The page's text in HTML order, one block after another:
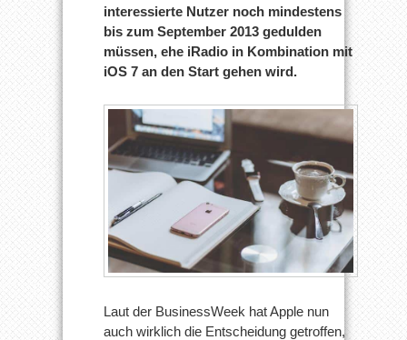
interessierte Nutzer noch mindestens
bis zum September 2013 gedulden
müssen, ehe iRadio in Kombination mit
iOS 7 an den Start gehen wird.
Laut der BusinessWeek hat Apple nun
auch wirklich die Entscheidung getroffen,